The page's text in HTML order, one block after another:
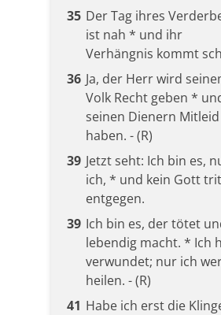
35 Der Tag ihres
ist nah * und ihr
Verhängnis kommt
36 Ja, der Herr wird
Volk Recht geben *
seinen Dienern Mitleid
haben. - (R)
39 Jetzt seht: Ich bin es,
ich, * und kein Gott
entgegen.
39 Ich bin es, der tötet
lebendig macht. * Ich
verwundet; nur ich
heilen. - (R)
41 Habe ich erst die